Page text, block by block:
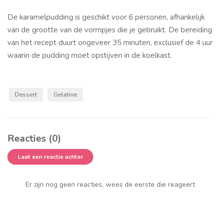
De karamelpudding is geschikt voor 6 personen, afhankelijk
van de grootte van de vormpjes die je gebruikt. De bereiding
van het recept duurt ongeveer 35 minuten, exclusief de 4 uur
waarin de pudding moet opstijven in de koelkast.
Dessert Gelatine
Reacties (0)
Laat een reactie achter
Er zijn nog geen reacties, wees de eerste die reageert